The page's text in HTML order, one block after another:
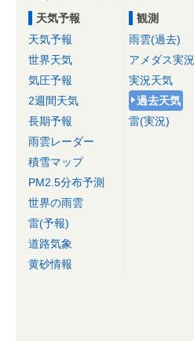
天気予報
天気予報
世界天気
気圧予報
2週間天気
長期予報
雨雲レーダー
積雪マップ
PM2.5分布予測
世界の雨雲
雷(予報)
道路気象
黄砂情報
観測
雨雲(過去)
アメダス実況
実況天気
過去天気
雷(実況)